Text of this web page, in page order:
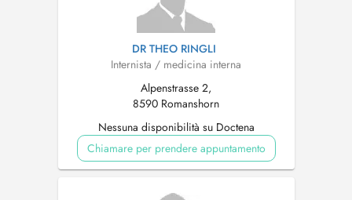
DR THEO RINGLI
Internista / medicina interna
Alpenstrasse 2,
8590 Romanshorn
Nessuna disponibilità su Doctena
Chiamare per prendere appuntamento